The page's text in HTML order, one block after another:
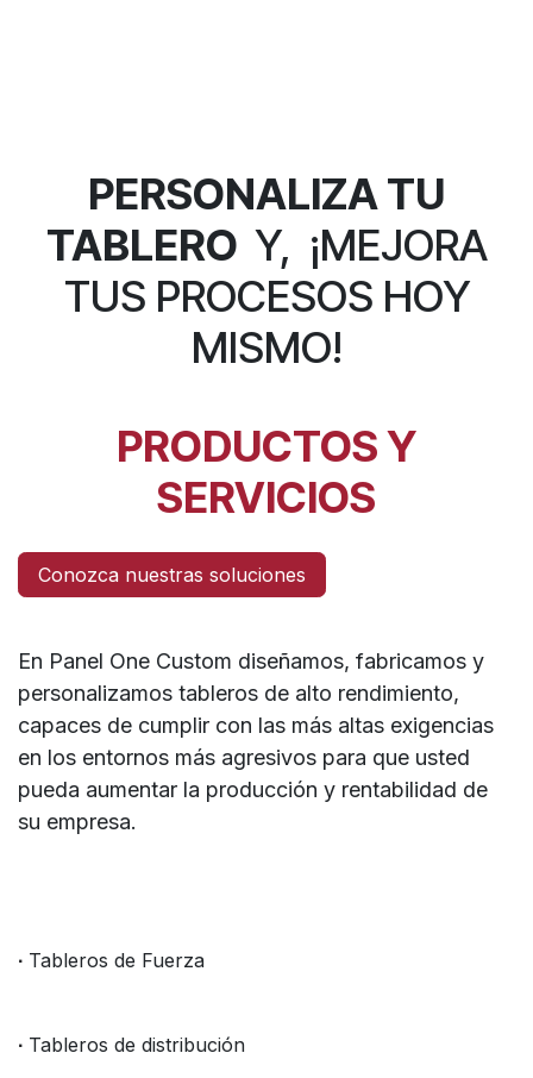
PERSONALIZA TU
TABLERO Y, ¡MEJORA
TUS PROCESOS HOY
MISMO!
PRODUCTOS Y
SERVICIOS
Conozca nuestras soluciones
En Panel One Custom diseñamos, fabricamos y
personalizamos tableros de alto rendimiento,
capaces de cumplir con las más altas exigencias
en los entornos más agresivos para que usted
pueda aumentar la producción y rentabilidad de
su empresa.
· Tableros de Fuerza
· Tableros de distribución